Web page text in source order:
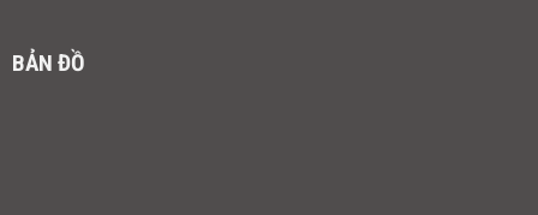
BẢN ĐỒ